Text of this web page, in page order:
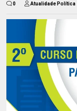
0 Atualidade Política